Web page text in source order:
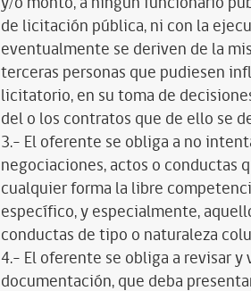
de licitación pública, ni con la
eventualmente se deriven de la
terceras personas que pudiesen
licitatorio, en su toma de
del o los contratos que de ello se
3.- El oferente se obliga a no
negociaciones, actos o conductas
cualquier forma la libre
específico, y especialmente,
conductas de tipo o naturaleza
4.- El oferente se obliga a revisar
documentación, que deba